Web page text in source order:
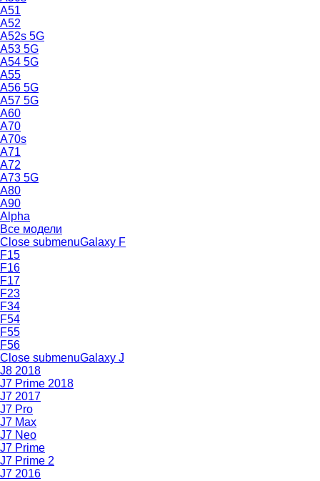
A51
A52
A52s 5G
A53 5G
A54 5G
A55
A56 5G
A57 5G
A60
A70
A70s
A71
A72
A73 5G
A80
A90
Alpha
Все модели
Close submenuGalaxy F
F15
F16
F17
F23
F34
F54
F55
F56
Close submenuGalaxy J
J8 2018
J7 Prime 2018
J7 2017
J7 Pro
J7 Max
J7 Neo
J7 Prime
J7 Prime 2
J7 2016